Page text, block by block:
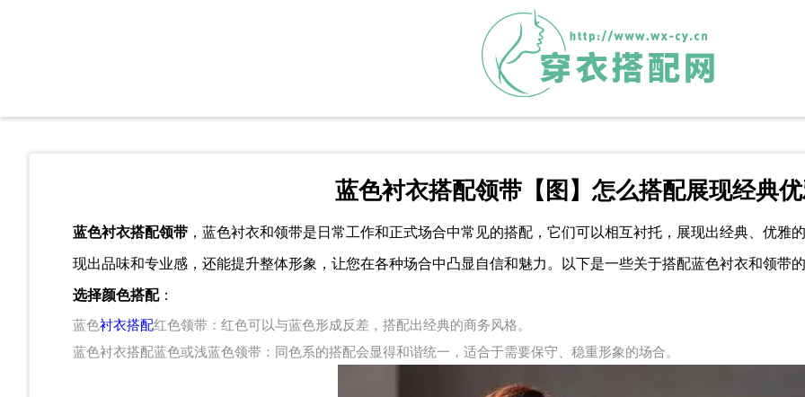
蓝色衬衣搭配领带【图】怎么搭配展现经典
蓝色衬衣搭配领带，蓝色衬衣和领带是日常工作和正式场合中常见的搭配，它们可以相互衬托，展现出经典、优雅
现出品味和专业感，还能提升整体形象，让您在各种场合中凸显自信和魅力。以下是一些关于搭配蓝色衬衣和领带
选择颜色搭配：
蓝色衬衣搭配红色领带：红色可以与蓝色形成反差，搭配出经典的商务风格。
蓝色衬衣搭配蓝色或浅蓝色领带：同色系的搭配会显得和谐统一，适合于需要保守、稳重形象的场合。